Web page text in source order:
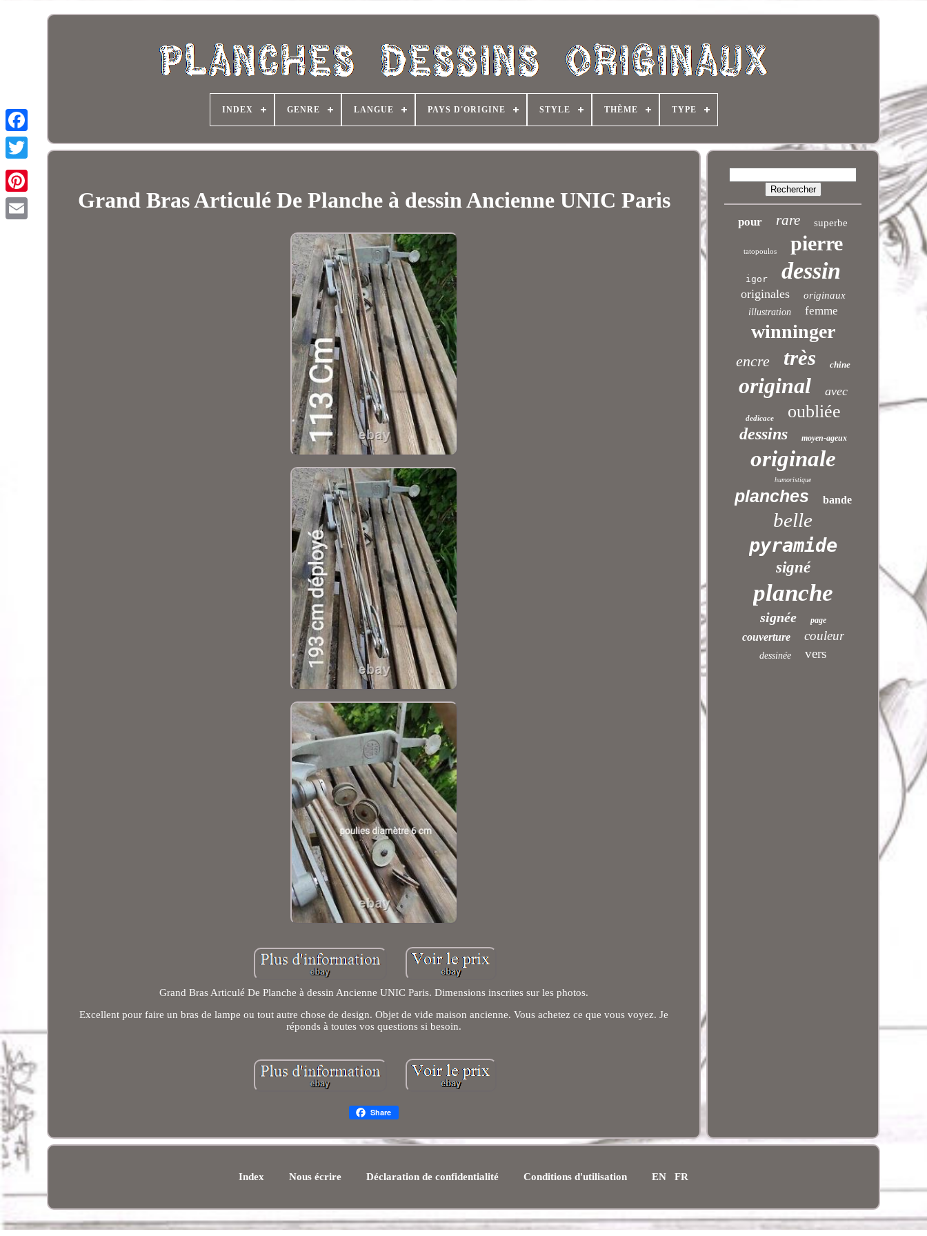
INDEX GENRE LANGUE PAYS D'ORIGINE STYLE THÈME TYPE
Grand Bras Articulé De Planche à dessin Ancienne UNIC Paris
Grand Bras Articulé De Planche à dessin Ancienne UNIC Paris. Dimensions inscrites sur les photos.
Excellent pour faire un bras de lampe ou tout autre chose de design. Objet de vide maison ancienne. Vous achetez ce que vous voyez. Je
réponds à toutes vos questions si besoin.
Share
pour rare superbe
tatopoulos pierre
igor dessin
originales originaux
illustration femme
winninger
encre très chine
original avec
dedicace oubliée
dessins moyen-ageux
originale
humoristique
planches bande
belle
pyramide
signé
planche
signée page
couverture couleur
dessinée vers
Index Nous écrire Déclaration de confidentialité Conditions d'utilisation EN FR